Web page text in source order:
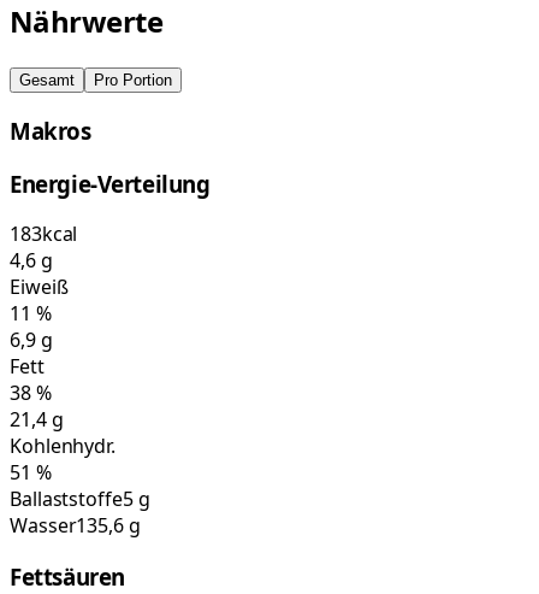
Nährwerte
Gesamt Pro Portion
Makros
Energie-Verteilung
183kcal
4,6g
Eiweiß
11 %
6,9g
Fett
38%
21,4g
Kohlenhydr.
51 %
Ballaststoffe5 g
Wasser135,6 g
Fettsäuren